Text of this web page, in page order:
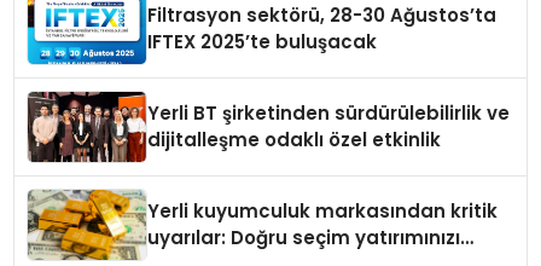
Filtrasyon sektörü, 28-30 Ağustos’ta
IFTEX 2025’te buluşacak
Yerli BT şirketinden sürdürülebilirlik ve
dijitalleşme odaklı özel etkinlik
Yerli kuyumculuk markasından kritik
uyarılar: Doğru seçim yatırımınızı